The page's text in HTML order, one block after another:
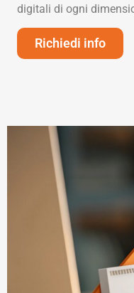
digitali di ogni
Richiedi info